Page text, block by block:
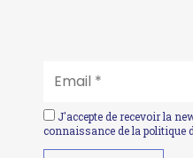
J'accepte de recevoir la
connaissance de la politique